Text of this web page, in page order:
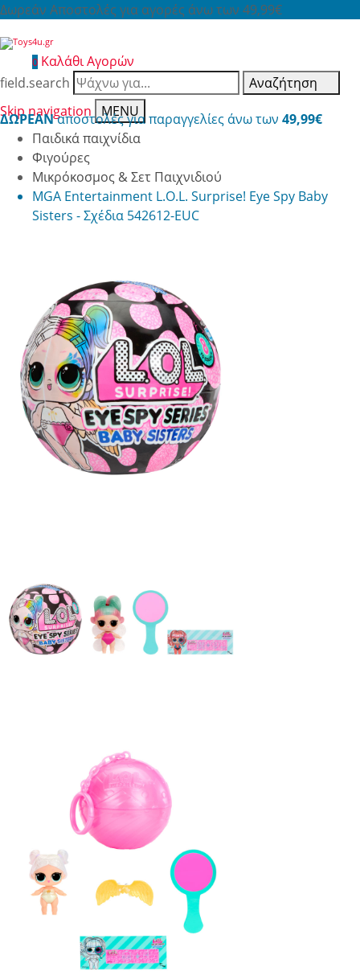
Δωρεάν Αποστολές για αγορές άνω των 49,99€
0 Καλάθι Αγορών
field.search
Αναζήτηση
Skip navigation
MENU
ΔΩΡΕΑΝαποστολές για παραγγελίες άνω των 49,99€
Παιδικά παιχνίδια
Φιγούρες
Μικρόκοσμος & Σετ Παιχνιδιού
MGA Entertainment L.O.L. Surprise! Eye Spy Baby
Sisters - Σχέδια 542612-EUC